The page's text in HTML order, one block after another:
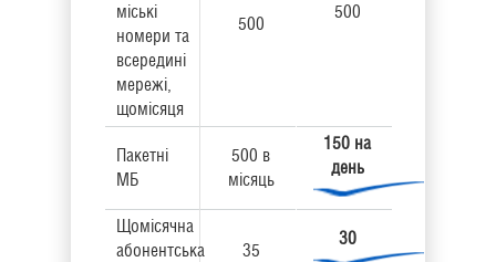
міські
номери та
всередині
мережі,
щомісяця
500
500
Пакетні
МБ
500 в
місяць
150 на
день
Щомісячна
абонентська
35
30